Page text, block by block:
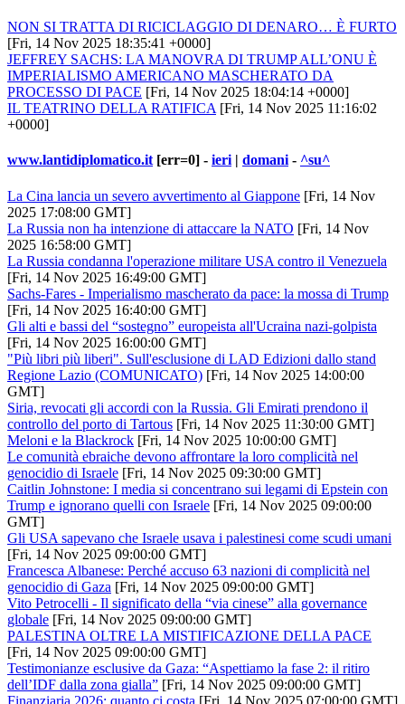
NON SI TRATTA DI RICICLAGGIO DI DENARO… È FURTO
[Fri, 14 Nov 2025 18:35:41 +0000]
JEFFREY SACHS: LA MANOVRA DI TRUMP ALL’ONU È
IMPERIALISMO AMERICANO MASCHERATO DA
PROCESSO DI PACE [Fri, 14 Nov 2025 18:04:14 +0000]
IL TEATRINO DELLA RATIFICA [Fri, 14 Nov 2025 11:16:02
+0000]
www.lantidiplomatico.it [err=0] - ieri | domani - ^su^
La Cina lancia un severo avvertimento al Giappone [Fri, 14 Nov
2025 17:08:00 GMT]
La Russia non ha intenzione di attaccare la NATO [Fri, 14 Nov
2025 16:58:00 GMT]
La Russia condanna l'operazione militare USA contro il Venezuela
[Fri, 14 Nov 2025 16:49:00 GMT]
Sachs-Fares - Imperialismo mascherato da pace: la mossa di Trump
[Fri, 14 Nov 2025 16:40:00 GMT]
Gli alti e bassi del “sostegno” europeista all'Ucraina nazi-golpista
[Fri, 14 Nov 2025 16:00:00 GMT]
"Più libri più liberi". Sull'esclusione di LAD Edizioni dallo stand
Regione Lazio (COMUNICATO) [Fri, 14 Nov 2025 14:00:00
GMT]
Siria, revocati gli accordi con la Russia. Gli Emirati prendono il
controllo del porto di Tartous [Fri, 14 Nov 2025 11:30:00 GMT]
Meloni e la Blackrock [Fri, 14 Nov 2025 10:00:00 GMT]
Le comunità ebraiche devono affrontare la loro complicità nel
genocidio di Israele [Fri, 14 Nov 2025 09:30:00 GMT]
Caitlin Johnstone: I media si concentrano sui legami di Epstein con
Trump e ignorano quelli con Israele [Fri, 14 Nov 2025 09:00:00
GMT]
Gli USA sapevano che Israele usava i palestinesi come scudi umani
[Fri, 14 Nov 2025 09:00:00 GMT]
Francesca Albanese: Perché accuso 63 nazioni di complicità nel
genocidio di Gaza [Fri, 14 Nov 2025 09:00:00 GMT]
Vito Petrocelli - Il significato della “via cinese” alla governance
globale [Fri, 14 Nov 2025 09:00:00 GMT]
PALESTINA OLTRE LA MISTIFICAZIONE DELLA PACE
[Fri, 14 Nov 2025 09:00:00 GMT]
Testimonianze esclusive da Gaza: “Aspettiamo la fase 2: il ritiro
dell’IDF dalla zona gialla” [Fri, 14 Nov 2025 09:00:00 GMT]
Finanziaria 2026: quanto ci costa [Fri, 14 Nov 2025 07:00:00 GMT]